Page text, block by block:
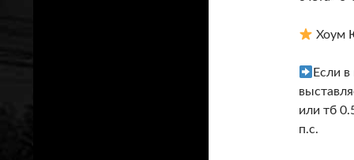
Хоум
Если
или тб
п.с.